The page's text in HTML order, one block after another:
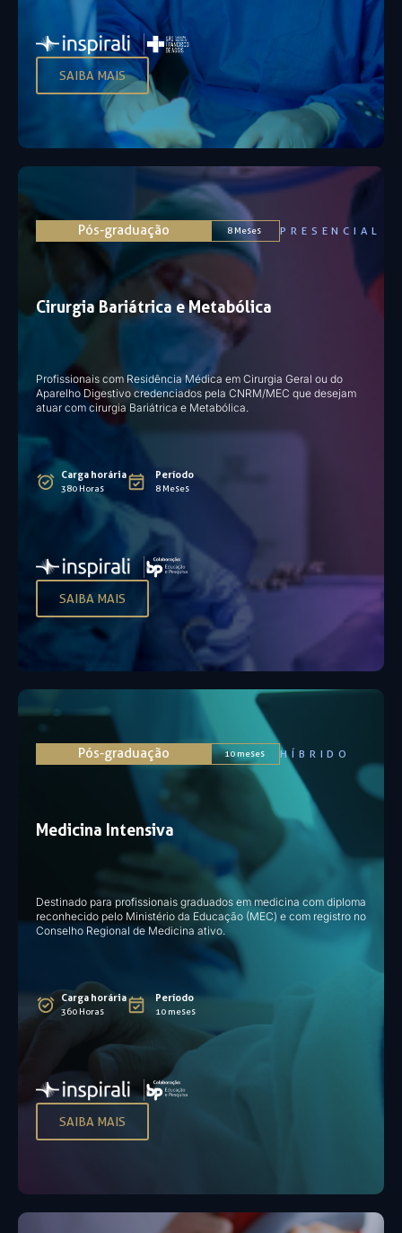
SAIBA MAIS
Cirurgia Bariátrica e Metabólica
Profissionais com Residência Médica em Cirurgia Geral ou do
Aparelho Digestivo credenciados pela CNRM/MEC que desejam
atuar com cirurgia Bariátrica e Metabólica.​
Carga horária
380 Horas
Período
8 Meses
Pós-graduação 8 Meses PRESENCIAL
SAIBA MAIS
Medicina Intensiva
Destinado para profissionais graduados em medicina com diploma
reconhecido pelo Ministério da Educação (MEC) e com registro no
Conselho Regional de Medicina ativo.
Carga horária
360 Horas
Período
10 meses
Pós-graduação 10 meses HÍBRIDO
SAIBA MAIS